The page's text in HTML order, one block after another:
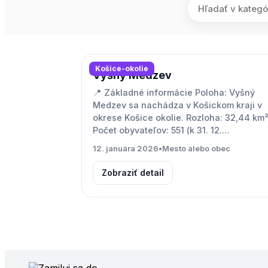
Košice-okolie
Vyšný Medzev
📍 Základné informácie Poloha: Vyšný
Medzev sa nachádza v Košickom kraji v
okrese Košice okolie. Rozloha: 32,44 km²
Počet obyvateľov: 551 (k 31. 12.…
12. januára 2026•Mesto alebo obec
Zobraziť detail